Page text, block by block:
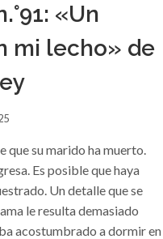
«Un
mi lecho» de
que su marido ha muerto.
Es posible que haya
Un detalle que se
le resulta demasiado
acostumbrado a dormir en